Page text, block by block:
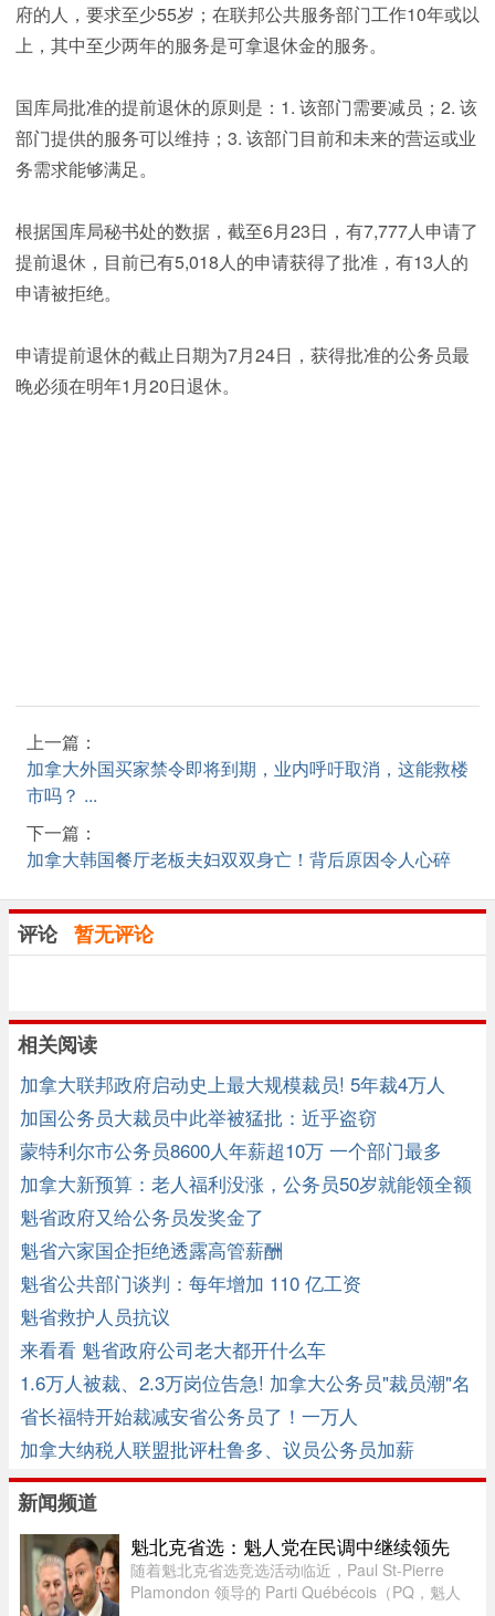
府的人，要求至少55岁；在联邦公共服务部门工作10年或以
上，其中至少两年的服务是可拿退休金的服务。
国库局批准的提前退休的原则是：1. 该部门需要减员；2. 该
部门提供的服务可以维持；3. 该部门目前和未来的营运或业
务需求能够满足。
根据国库局秘书处的数据，截至6月23日，有7,777人申请了
提前退休，目前已有5,018人的申请获得了批准，有13人的
申请被拒绝。
申请提前退休的截止日期为7月24日，获得批准的公务员最
晚必须在明年1月20日退休。
上一篇：
加拿大外国买家禁令即将到期，业内呼吁取消，这能救楼
市吗？ ...
下一篇：
加拿大韩国餐厅老板夫妇双双身亡！背后原因令人心碎
评论 暂无评论
相关阅读
加拿大联邦政府启动史上最大规模裁员! 5年裁4万人
加国公务员大裁员中此举被猛批：近乎盗窃
蒙特利尔市公务员8600人年薪超10万 一个部门最多
加拿大新预算：老人福利没涨，公务员50岁就能领全额
退休金！ ...
魁省政府又给公务员发奖金了
魁省六家国企拒绝透露高管薪酬
魁省公共部门谈判：每年增加 110 亿工资
魁省救护人员抗议
来看看 魁省政府公司老大都开什么车
1.6万人被裁、2.3万岗位告急! 加拿大公务员"裁员潮"名
单正式公布 ...
省长福特开始裁减安省公务员了！一万人
加拿大纳税人联盟批评杜鲁多、议员公务员加薪
新闻频道
魁北克省选：魁人党在民调中继续领先
随着魁北克省选竞选活动临近，Paul St-Pierre
Plamondon 领导的 Parti Québécois（PQ，魁人